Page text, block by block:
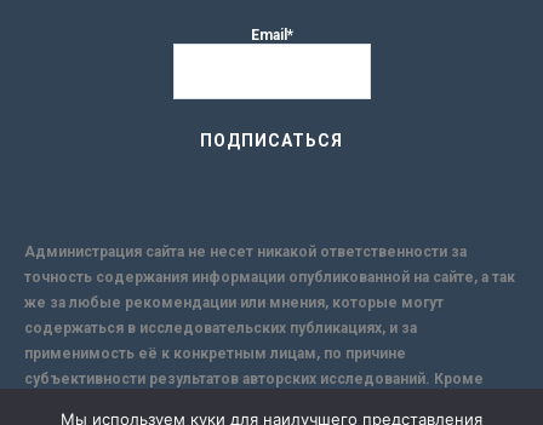
Email*
Администрация сайта не несет никакой ответственности за
точность содержания информации опубликованной на сайте, а так
же за любые рекомендации или мнения, которые могут
содержаться в исследовательских публикациях, и за
применимость её к конкретным лицам, по причине
субъективности результатов авторских исследований. Кроме
Мы используем куки для наилучшего представления